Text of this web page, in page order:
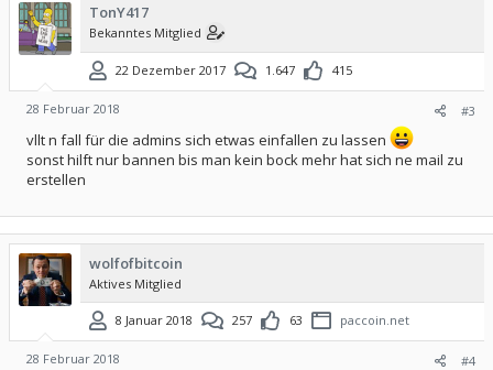
TonY417
Bekanntes Mitglied
22 Dezember 2017 1.647 415
28 Februar 2018 #3
vllt n fall für die admins sich etwas einfallen zu lassen
sonst hilft nur bannen bis man kein bock mehr hat sich ne mail zu
erstellen
wolfofbitcoin
Aktives Mitglied
8 Januar 2018 257 63 paccoin.net
28 Februar 2018 #4